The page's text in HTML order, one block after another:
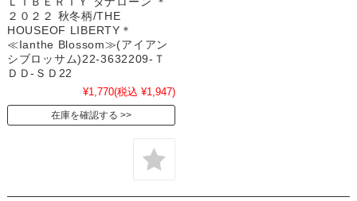
２０２２ 秋冬柄/THE
HOUSEOF LIBERTY＊
≪Ianthe Blossom≫(アイアン
シブロッサム)22-3632209-Ｔ
ＤＤ-ＳＤ22
¥1,770(税込 ¥1,947)
在庫を確認する